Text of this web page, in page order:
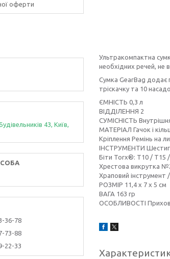
Ультракомпактна
необхідних речей, не
Сумка GearBag додає
тріскачку та 10
ЄМНІСТЬ 0,3 л
ВІДДІЛЕННЯ 2
СУМІСНІСТЬ
МАТЕРІАЛ Гачок і
Кріплення Ремінь на
ІНСТРУМЕНТИ
Біти Torx®: T10 / T15
Хрестова викрутка
Храповий інструмент
РОЗМІР 11,4 х 7 х 5 см
ВАГА 163 гр
ОСОБЛИВОСТІ
оферти
43, Київ,
36-78
73-88
22-33